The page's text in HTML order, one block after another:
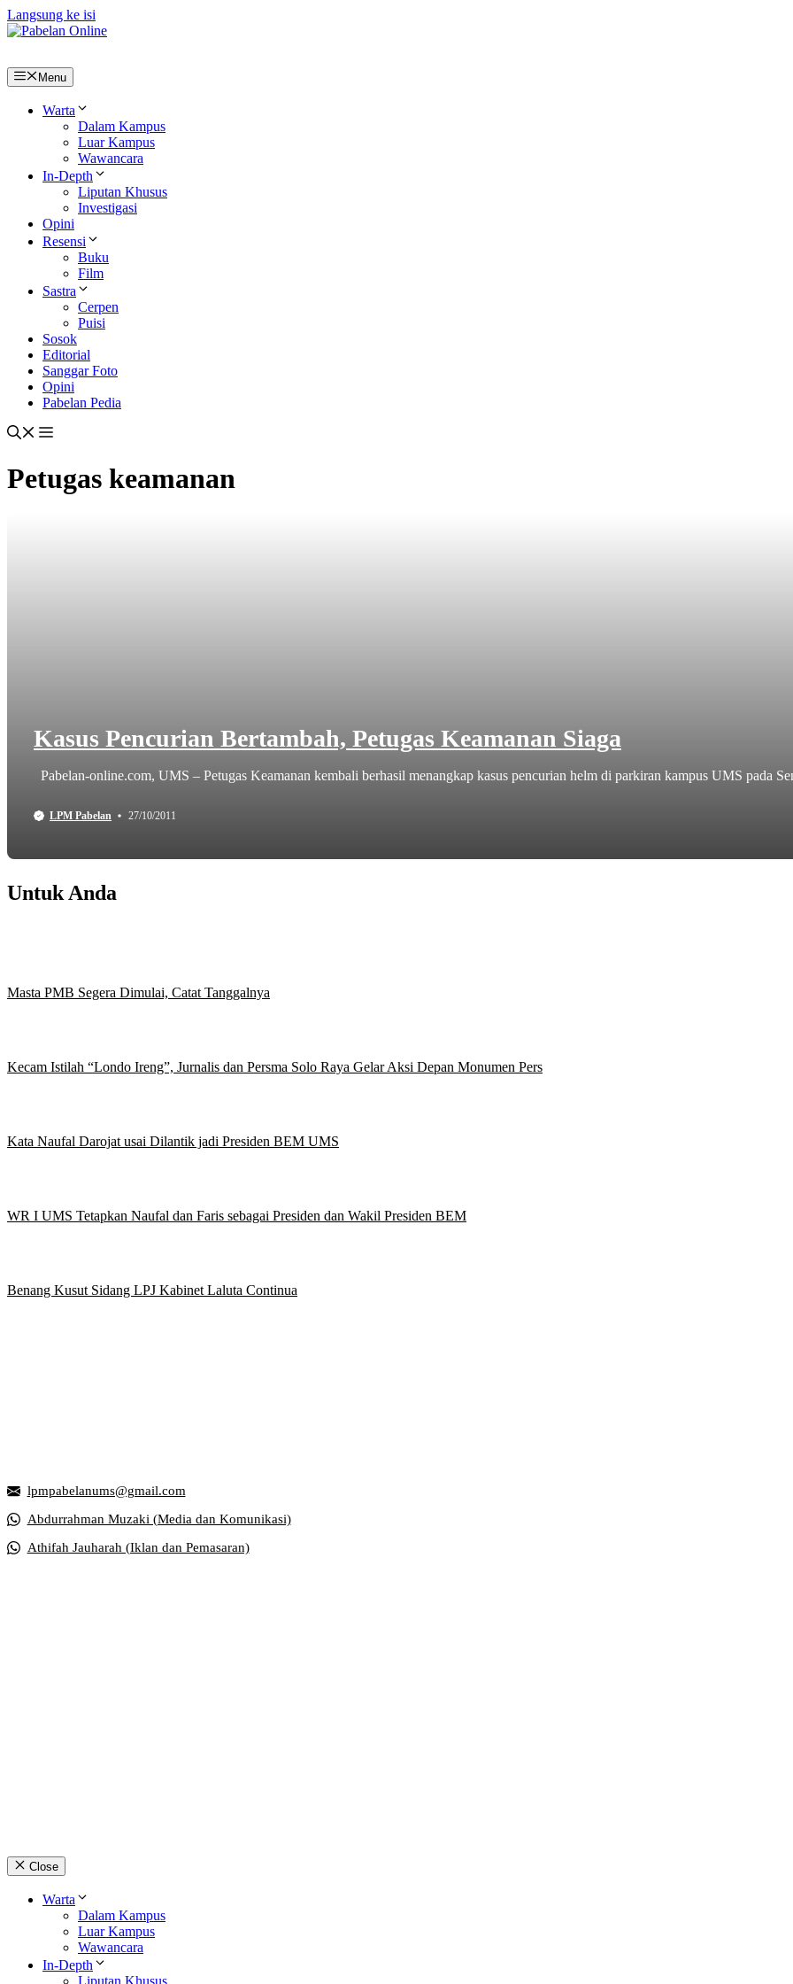
Langsung ke isi
Menu
Warta
Dalam Kampus
Luar Kampus
Wawancara
In-Depth
Liputan Khusus
Investigasi
Opini
Resensi
Buku
Film
Sastra
Cerpen
Puisi
Sosok
Editorial
Sanggar Foto
Opini
Pabelan Pedia
Petugas keamanan
Kasus Pencurian Bertambah, Petugas Keamanan Siaga
Pabelan-online.com, UMS – Petugas Keamanan kembali berhasil menangkap kasus pencurian helm di parkiran kampus UMS pada
LPM Pabelan 27/10/2011
Untuk Anda
Masta PMB Segera Dimulai, Catat Tanggalnya
Kecam Istilah “Londo Ireng”, Jurnalis dan Persma Solo Raya Gelar Aksi Depan Monumen Pers
Kata Naufal Darojat usai Dilantik jadi Presiden BEM UMS
WR I UMS Tetapkan Naufal dan Faris sebagai Presiden dan Wakil Presiden BEM
Benang Kusut Sidang LPJ Kabinet Laluta Continua
lpmpabelanums@gmail.com
Abdurrahman Muzaki (Media dan Komunikasi)
Athifah Jauharah (Iklan dan Pemasaran)
Close
Warta
Dalam Kampus
Luar Kampus
Wawancara
In-Depth